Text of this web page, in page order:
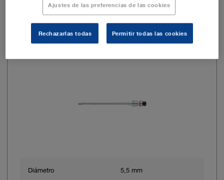
Núm. de artículo: 28205HDS
Diámetro 5,5 mm
Ajustes de las preferencias de las cookies
Rechazarlas todas Permitir todas las cookies